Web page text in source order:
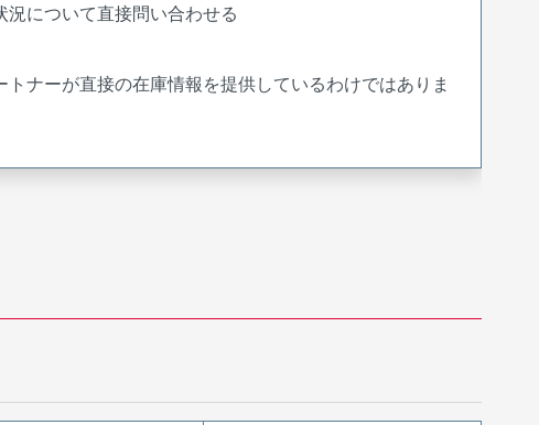
況について直接問い合わせる
トナーが直接の在庫情報を提供しているわけではありま